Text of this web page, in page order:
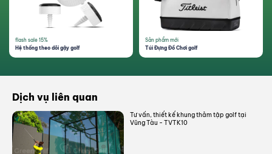
flash sale 15%
Hệ thống theo dõi gậy golf
Sản phẩm mới
Túi Đựng Đồ Chơi golf
Dịch vụ liên quan
Tư vấn, thiết kế khung thảm tập golf tại
Vũng Tàu - TVTK10